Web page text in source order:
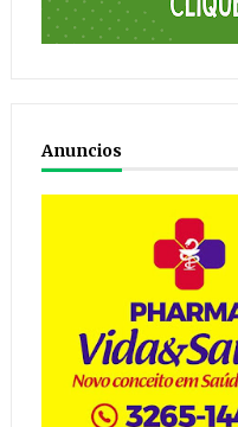
Anuncios